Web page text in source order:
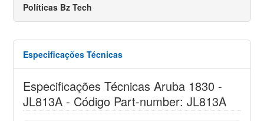
Políticas Bz Tech
Especificações Técnicas
Especificações Técnicas Aruba 1830 -
JL813A - Código Part-number: JL813A